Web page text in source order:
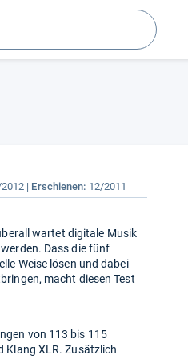
Suchen
Erschienen: 12/2011
wartet digitale Musik
Dass die fünf
Weise lösen und dabei
macht diesen Test
von 113 bis 115
Klang XLR. Zusätzlich